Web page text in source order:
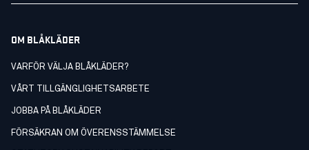
OM BLÅKLÄDER
VARFÖR VÄLJA BLÅKLÄDER?
VÅRT TILLGÄNGLIGHETSARBETE
JOBBA PÅ BLÅKLÄDER
FÖRSÄKRAN OM ÖVERENSSTÄMMELSE